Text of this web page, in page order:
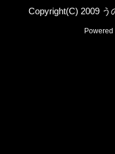
Copyright(C) 2009 う
Powered